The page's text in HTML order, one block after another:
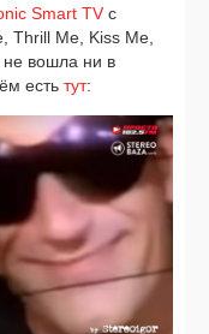
Smart TV с
Thrill Me, Kiss Me,
вошла ни в
есть тут: